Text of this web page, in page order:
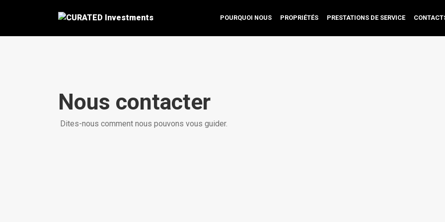
POURQUOI NOUS PROPRIÉTÉS PRESTATIONS DE SERVICE
Nous contacter
Dites-nous comment nous pouvons vous guider.